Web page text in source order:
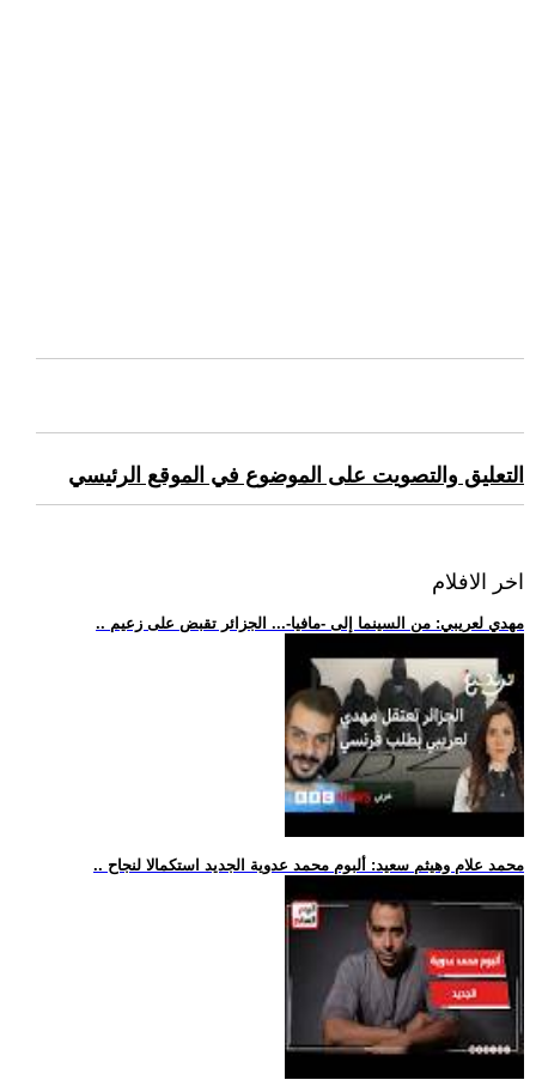
التعليق والتصويت على الموضوع في الموقع الرئيسي
اخر الافلام
.. مهدي لعريبي: من السينما إلى -مافيا-... الجزائر تقبض على زعيم
.. محمد علام وهيثم سعيد: ألبوم محمد عدوية الجديد استكمالا لنجاح